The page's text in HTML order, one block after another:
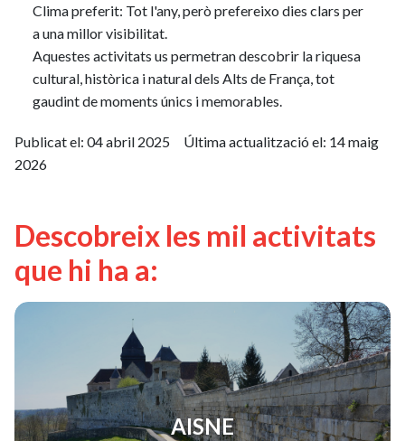
Clima preferit: Tot l'any, però prefereixo dies clars per
a una millor visibilitat.
Aquestes activitats us permetran descobrir la riquesa
cultural, històrica i natural dels Alts de França, tot
gaudint de moments únics i memorables.
Publicat el: 04 abril 2025 Última actualització el: 14 maig
2026
Descobreix les mil activitats
que hi ha a:
AISNE